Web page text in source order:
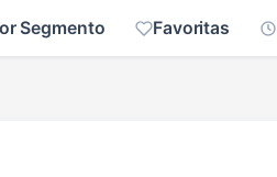
Segmento Favoritas